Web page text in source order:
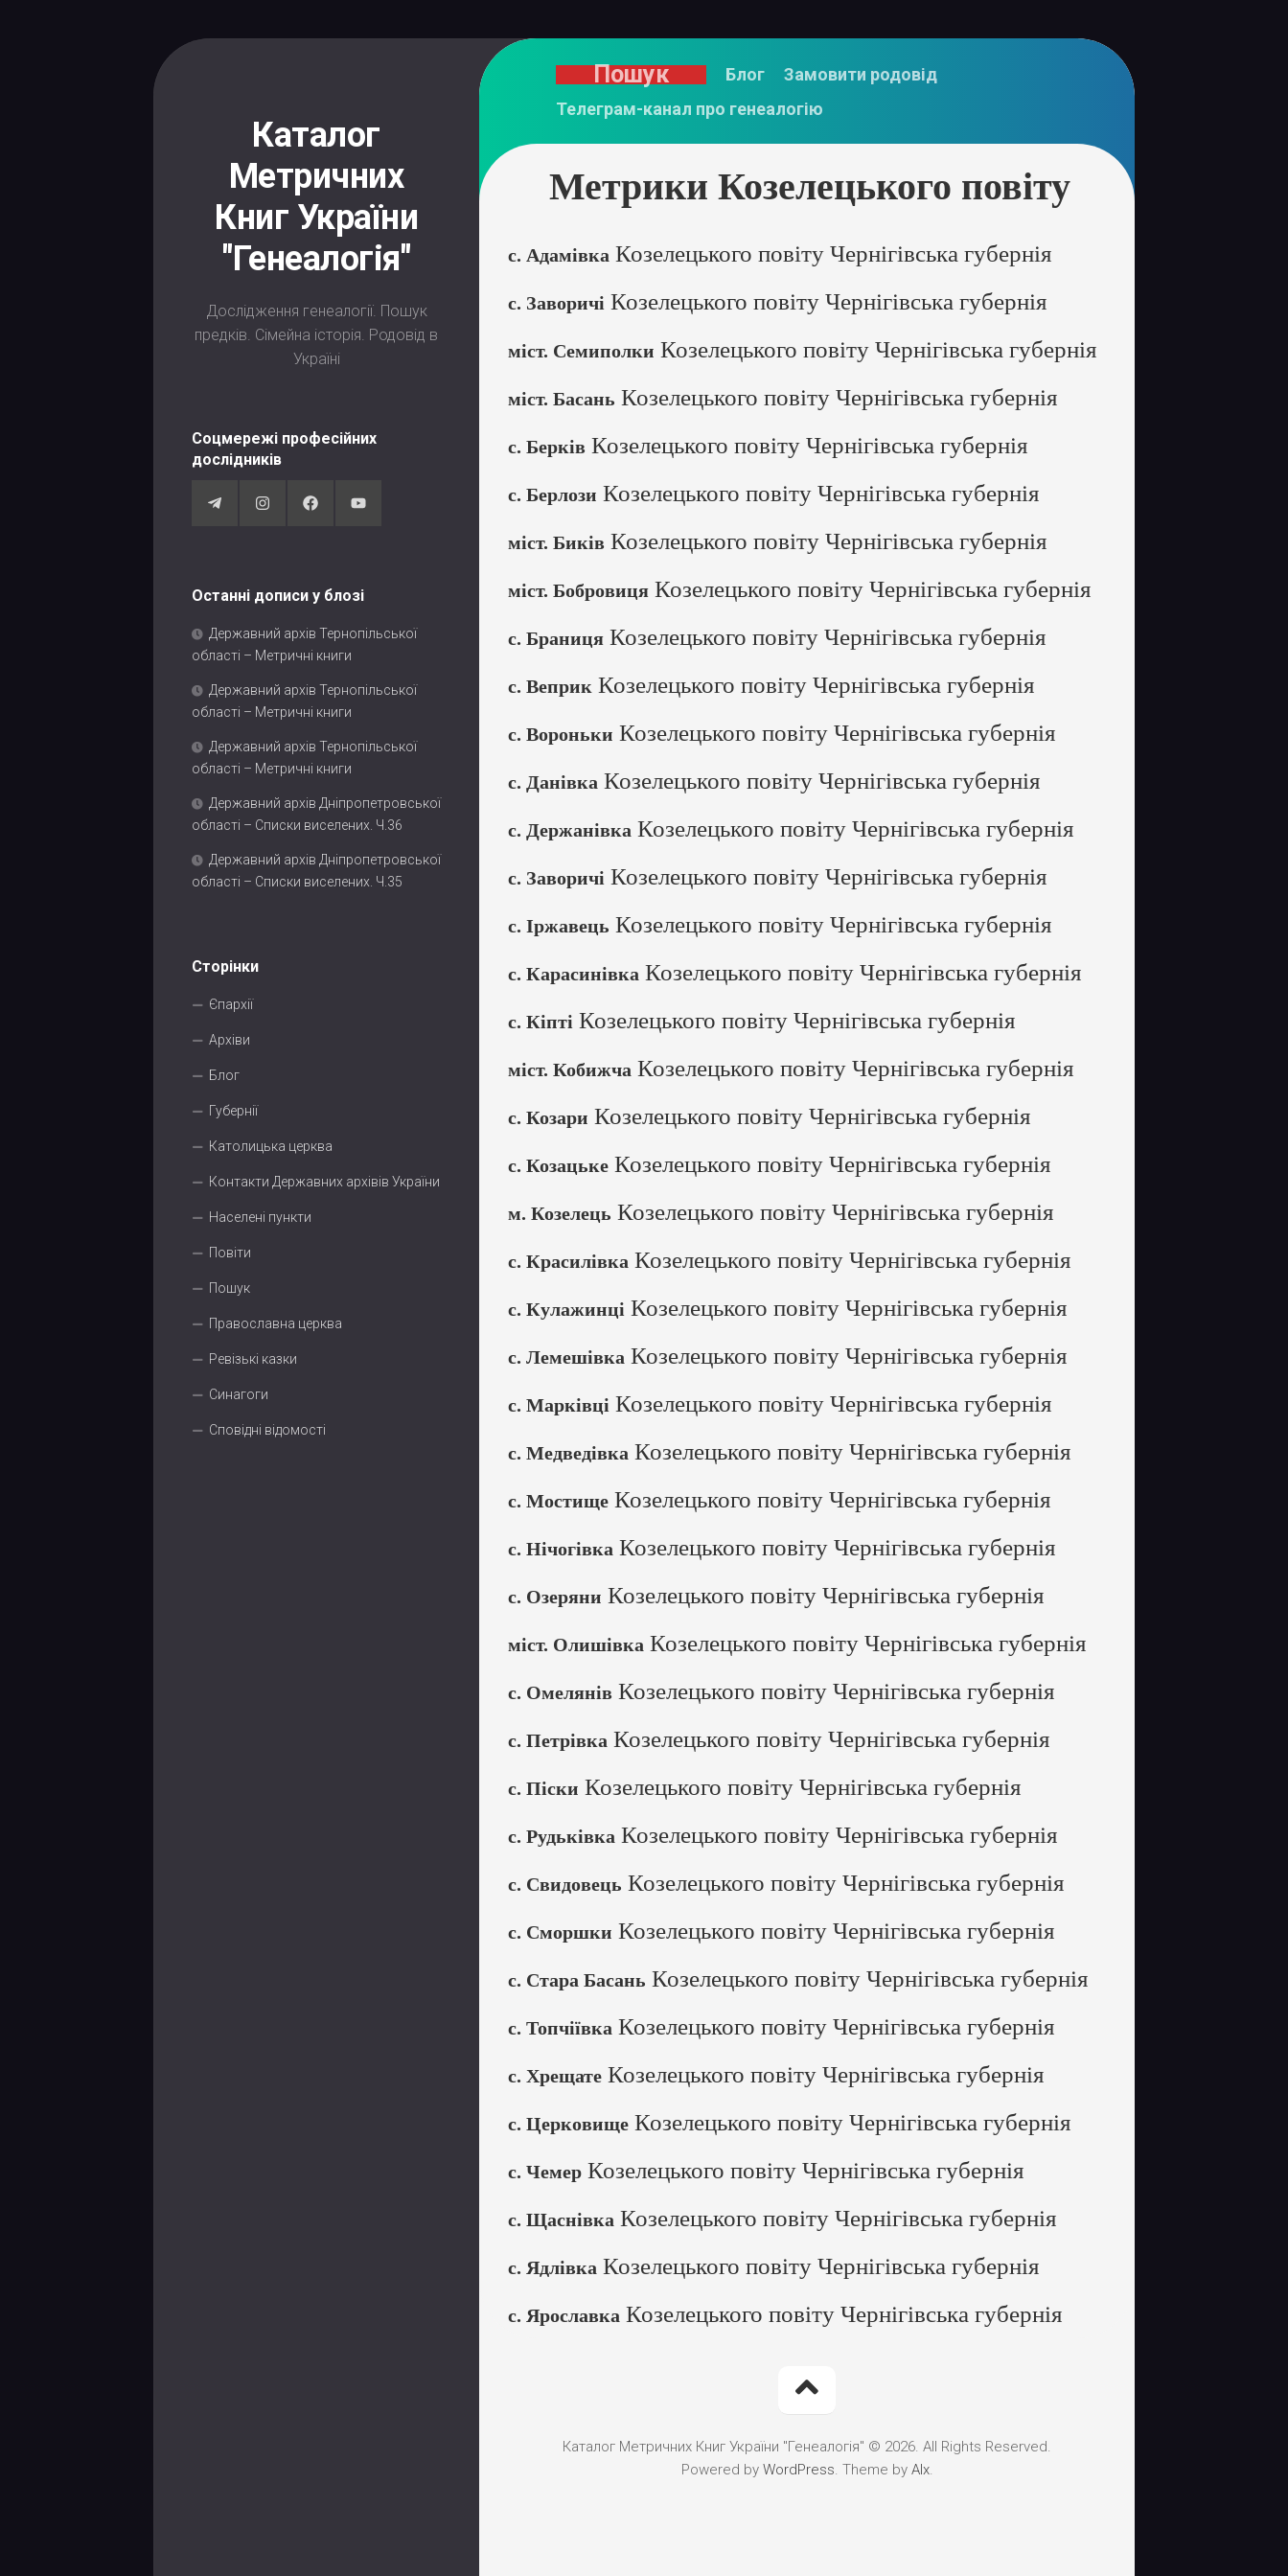
Каталог
Метричних
Книг України
"Генеалогія"
Дослідження генеалогії. Пошук
предків. Сімейна історія. Родовід в
Україні
Соцмережі професійних
дослідників
Останні дописи у блозі
Державний архів Тернопільської
області – Метричні книги
Державний архів Тернопільської
області – Метричні книги
Державний архів Тернопільської
області – Метричні книги
Державний архів Дніпропетровської
області – Списки виселених. Ч.36
Державний архів Дніпропетровської
області – Списки виселених. Ч.35
Сторінки
Єпархії
Архіви
Блог
Губернії
Католицька церква
Контакти Державних архівів України
Населені пункти
Повіти
Пошук
Православна церква
Ревізькі казки
Синагоги
Сповідні відомості
Пошук Блог
Замовити родовід
Телеграм-канал про генеалогію
Метрики Козелецького повіту
с. Адамівка Козелецького повіту Чернігівська губернія
с. Заворичі Козелецького повіту Чернігівська губернія
міст. Семиполки Козелецького повіту Чернігівська губернія
міст. Басань Козелецького повіту Чернігівська губернія
с. Берків Козелецького повіту Чернігівська губернія
с. Берлози Козелецького повіту Чернігівська губернія
міст. Биків Козелецького повіту Чернігівська губернія
міст. Бобровиця Козелецького повіту Чернігівська губернія
с. Браниця Козелецького повіту Чернігівська губернія
с. Веприк Козелецького повіту Чернігівська губернія
с. Вороньки Козелецького повіту Чернігівська губернія
с. Данівка Козелецького повіту Чернігівська губернія
с. Держанівка Козелецького повіту Чернігівська губернія
с. Заворичі Козелецького повіту Чернігівська губернія
с. Іржавець Козелецького повіту Чернігівська губернія
с. Карасинівка Козелецького повіту Чернігівська губернія
с. Кіпті Козелецького повіту Чернігівська губернія
міст. Кобижча Козелецького повіту Чернігівська губернія
с. Козари Козелецького повіту Чернігівська губернія
с. Козацьке Козелецького повіту Чернігівська губернія
м. Козелець Козелецького повіту Чернігівська губернія
с. Красилівка Козелецького повіту Чернігівська губернія
с. Кулажинці Козелецького повіту Чернігівська губернія
с. Лемешівка Козелецького повіту Чернігівська губернія
с. Марківці Козелецького повіту Чернігівська губернія
с. Медведівка Козелецького повіту Чернігівська губернія
с. Мостище Козелецького повіту Чернігівська губернія
с. Нічогівка Козелецького повіту Чернігівська губернія
с. Озеряни Козелецького повіту Чернігівська губернія
міст. Олишівка Козелецького повіту Чернігівська губернія
с. Омелянів Козелецького повіту Чернігівська губернія
с. Петрівка Козелецького повіту Чернігівська губернія
с. Піски Козелецького повіту Чернігівська губернія
с. Рудьківка Козелецького повіту Чернігівська губернія
с. Свидовець Козелецького повіту Чернігівська губернія
с. Сморшки Козелецького повіту Чернігівська губернія
с. Стара Басань Козелецького повіту Чернігівська губернія
с. Топчіївка Козелецького повіту Чернігівська губернія
с. Хрещате Козелецького повіту Чернігівська губернія
с. Церковище Козелецького повіту Чернігівська губернія
с. Чемер Козелецького повіту Чернігівська губернія
с. Щаснівка Козелецького повіту Чернігівська губернія
с. Ядлівка Козелецького повіту Чернігівська губернія
с. Ярославка Козелецького повіту Чернігівська губернія
Каталог Метричних Книг України "Генеалогія" © 2026. All Rights Reserved.
Powered by WordPress. Theme by Alx.